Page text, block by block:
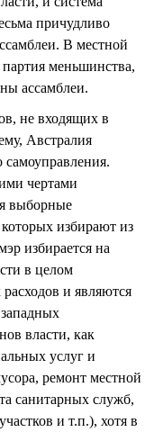
причудливо
В местной
меньшинства,
ассамблеи.
не входящих в
Австралия
самоуправления.
чертами
выборные
избирают из
избирается на
в целом
и являются
власти, как
услуг и
ремонт местной
санитарных служб,
и т.п.), хотя в